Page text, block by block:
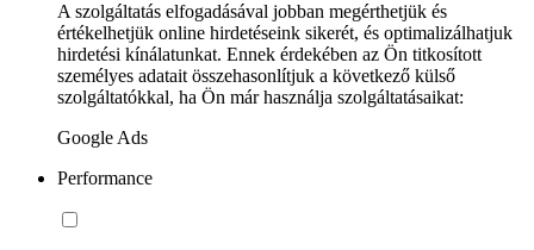
A szolgáltatás elfogadásával jobban megérthetjük és
értékelhetjük online hirdetéseink sikerét, és optimalizálhatjuk
hirdetési kínálatunkat. Ennek érdekében az Ön titkosított
személyes adatait összehasonlítjuk a következő külső
szolgáltatókkal, ha Ön már használja szolgáltatásaikat:
Google Ads
Performance